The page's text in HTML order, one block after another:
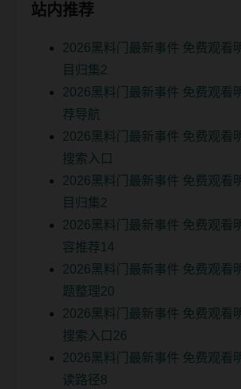
站内推荐
2026黑料门最新事件 免费观看
目归集2
2026黑料门最新事件 免费观看
荐导航
2026黑料门最新事件 免费观看
搜索入口
2026黑料门最新事件 免费观看
目归集2
2026黑料门最新事件 免费观看
容推荐14
2026黑料门最新事件 免费观看
题整理20
2026黑料门最新事件 免费观看
搜索入口26
2026黑料门最新事件 免费观看
读路径8